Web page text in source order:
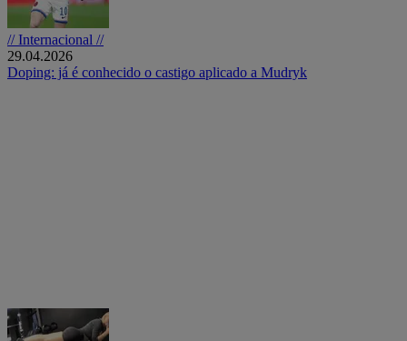
// Internacional //
29.04.2026
Doping: já é conhecido o castigo aplicado a Mudryk